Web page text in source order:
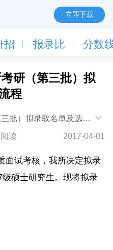
立即下载
招 报录比 分数
研（第三批）拟
程
批）拟录取名单及选报
读 2017-04-01
试考核，我所决定拟录
硕士研究生。现将拟录